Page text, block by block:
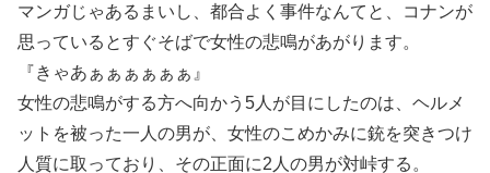
マンガじゃあるまいし、都合よく事件なんてと、コナンが
思っているとすぐそばで女性の悲鳴があがります。
『きゃあぁぁぁぁぁぁ』
女性の悲鳴がする方へ向かう5人が目にしたのは、ヘルメ
ットを被った一人の男が、女性のこめかみに銃を突きつけ
人質に取っており、その正面に2人の男が対峠する。